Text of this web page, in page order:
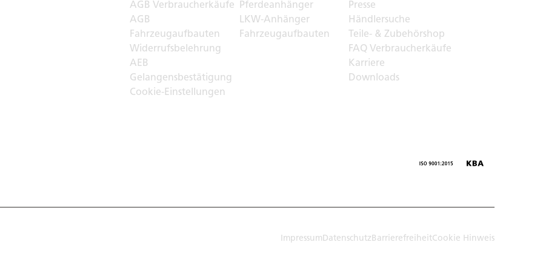
AGB Verbraucherkäufe
AGB
Fahrzeugaufbauten
Widerrufsbelehrung
AEB
Gelangensbestätigung
Cookie-Einstellungen
Pferdeanhänger
LKW-Anhänger
Fahrzeugaufbauten
Presse
Händlersuche
Teile- & Zubehörshop
FAQ Verbraucherkäufe
Karriere
Downloads
ImpressumDatenschutzBarrierefreiheitCookie Hinweis